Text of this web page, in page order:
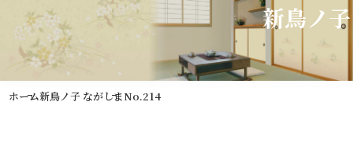
新鳥ノ
ホーム新鳥ノ子 ながしまNo.214